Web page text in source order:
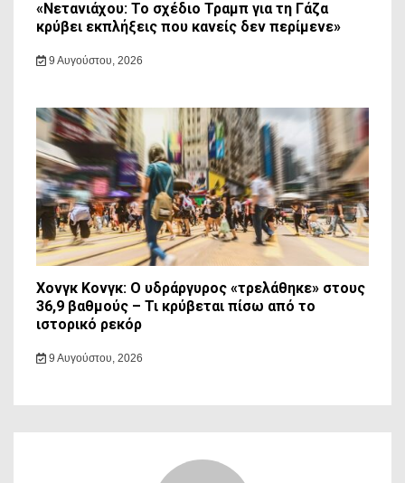
«Νετανιάχου: Το σχέδιο Τραμπ για τη Γάζα
κρύβει εκπλήξεις που κανείς δεν περίμενε»
9 Αυγούστου, 2026
Χονγκ Κονγκ: Ο υδράργυρος «τρελάθηκε» στους
36,9 βαθμούς – Τι κρύβεται πίσω από το
ιστορικό ρεκόρ
9 Αυγούστου, 2026